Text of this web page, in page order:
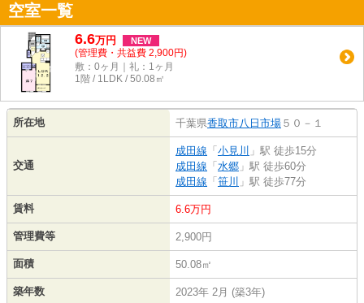
空室一覧
6.6万円 NEW
(管理費・共益費 2,900円)
敷：0ヶ月｜礼：1ヶ月
1階 / 1LDK / 50.08㎡
所在地 千葉県香取市八日市場 ５０－１
交通
成田線 「小見川 」駅 徒歩15分
成田線 「水郷 」駅 徒歩60分
成田線 「笹川 」駅 徒歩77分
賃料 6.6万円
管理費等 2,900円
面積 50.08㎡
築年数 2023年 2月 (築3年)